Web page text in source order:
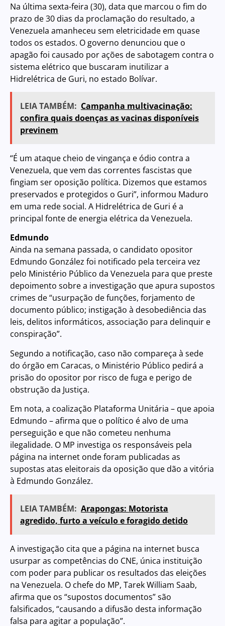
Na última sexta-feira (30), data que marcou o fim do
prazo de 30 dias da proclamação do resultado, a
Venezuela amanheceu sem eletricidade em quase
todos os estados. O governo denunciou que o
apagão foi causado por ações de sabotagem contra o
sistema elétrico que buscaram inutilizar a
Hidrelétrica de Guri, no estado Bolívar.
LEIA TAMBÉM: Campanha multivacinação:
confira quais doenças as vacinas disponíveis
previnem
“É um ataque cheio de vingança e ódio contra a
Venezuela, que vem das correntes fascistas que
fingiam ser oposição política. Dizemos que estamos
preservados e protegidos o Guri”, informou Maduro
em uma rede social. A Hidrelétrica de Guri é a
principal fonte de energia elétrica da Venezuela.
Edmundo
Ainda na semana passada, o candidato opositor
Edmundo González foi notificado pela terceira vez
pelo Ministério Público da Venezuela para que preste
depoimento sobre a investigação que apura supostos
crimes de “usurpação de funções, forjamento de
documento público; instigação à desobediência das
leis, delitos informáticos, associação para delinquir e
conspiração”.
Segundo a notificação, caso não compareça à sede
do órgão em Caracas, o Ministério Público pedirá a
prisão do opositor por risco de fuga e perigo de
obstrução da Justiça.
Em nota, a coalização Plataforma Unitária – que apoia
Edmundo – afirma que o político é alvo de uma
perseguição e que não cometeu nenhuma
ilegalidade. O MP investiga os responsáveis pela
página na internet onde foram publicadas as
supostas atas eleitorais da oposição que dão a vitória
à Edmundo González.
LEIA TAMBÉM: Arapongas: Motorista
agredido, furto a veículo e foragido detido
A investigação cita que a página na internet busca
usurpar as competências do CNE, única instituição
com poder para publicar os resultados das eleições
na Venezuela. O chefe do MP, Tarek William Saab,
afirma que os “supostos documentos” são
falsificados, “causando a difusão desta informação
falsa para agitar a população”.